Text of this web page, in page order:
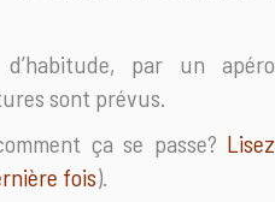
par un apéro
sont prévus.
ça se passe? Lisez
fois).